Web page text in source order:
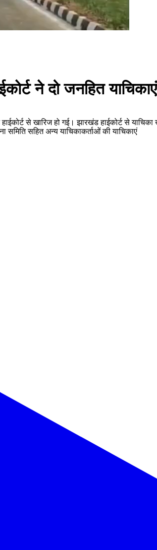
ने दो जनहित
से खारिज हो गई। झारखंड हाईकोर्ट से
समिति सहित अन्य याचिकाकर्ताओं की याचिकाएं